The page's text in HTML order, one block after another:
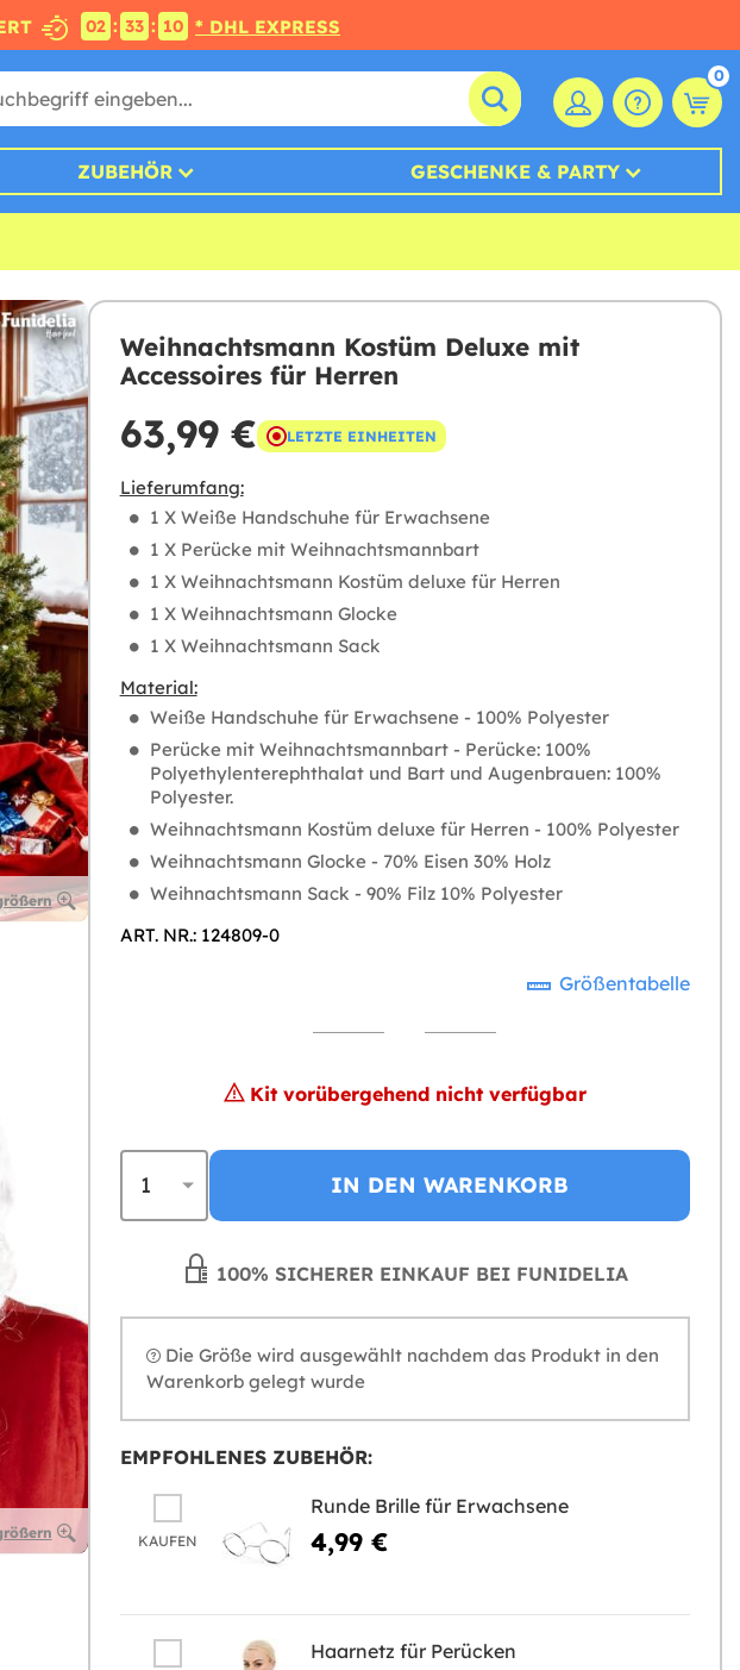
02 : 33 : 08 * DHL EXPRESS
0
ZUBEHÖR GESCHENKE & PARTY
Weihnachtsmann Kostüm Deluxe mit
Accessoires für Herren
63,99 € LETZTE EINHEITEN
Lieferumfang:
1 X Weiße Handschuhe für Erwachsene
1 X Perücke mit Weihnachtsmannbart
1 X Weihnachtsmann Kostüm deluxe für Herren
1 X Weihnachtsmann Glocke
1 X Weihnachtsmann Sack
Material:
Weiße Handschuhe für Erwachsene - 100% Polyester
Perücke mit Weihnachtsmannbart - Perücke: 100%
Polyethylenterephthalat und Bart und Augenbrauen: 100%
Polyester.
Weihnachtsmann Kostüm deluxe für Herren - 100% Polyester
Weihnachtsmann Glocke - 70% Eisen 30% Holz
Weihnachtsmann Sack - 90% Filz 10% Polyester
ART. NR.: 124809-0
Größentabelle
Kit vorübergehend nicht verfügbar
IN DEN WARENKORB
100% SICHERER EINKAUF BEI FUNIDELIA
Die Größe wird ausgewählt nachdem das Produkt in den
Warenkorb gelegt wurde
EMPFOHLENES ZUBEHÖR:
KAUFEN
Runde Brille für Erwachsene
4,99 €
Haarnetz für Perücken